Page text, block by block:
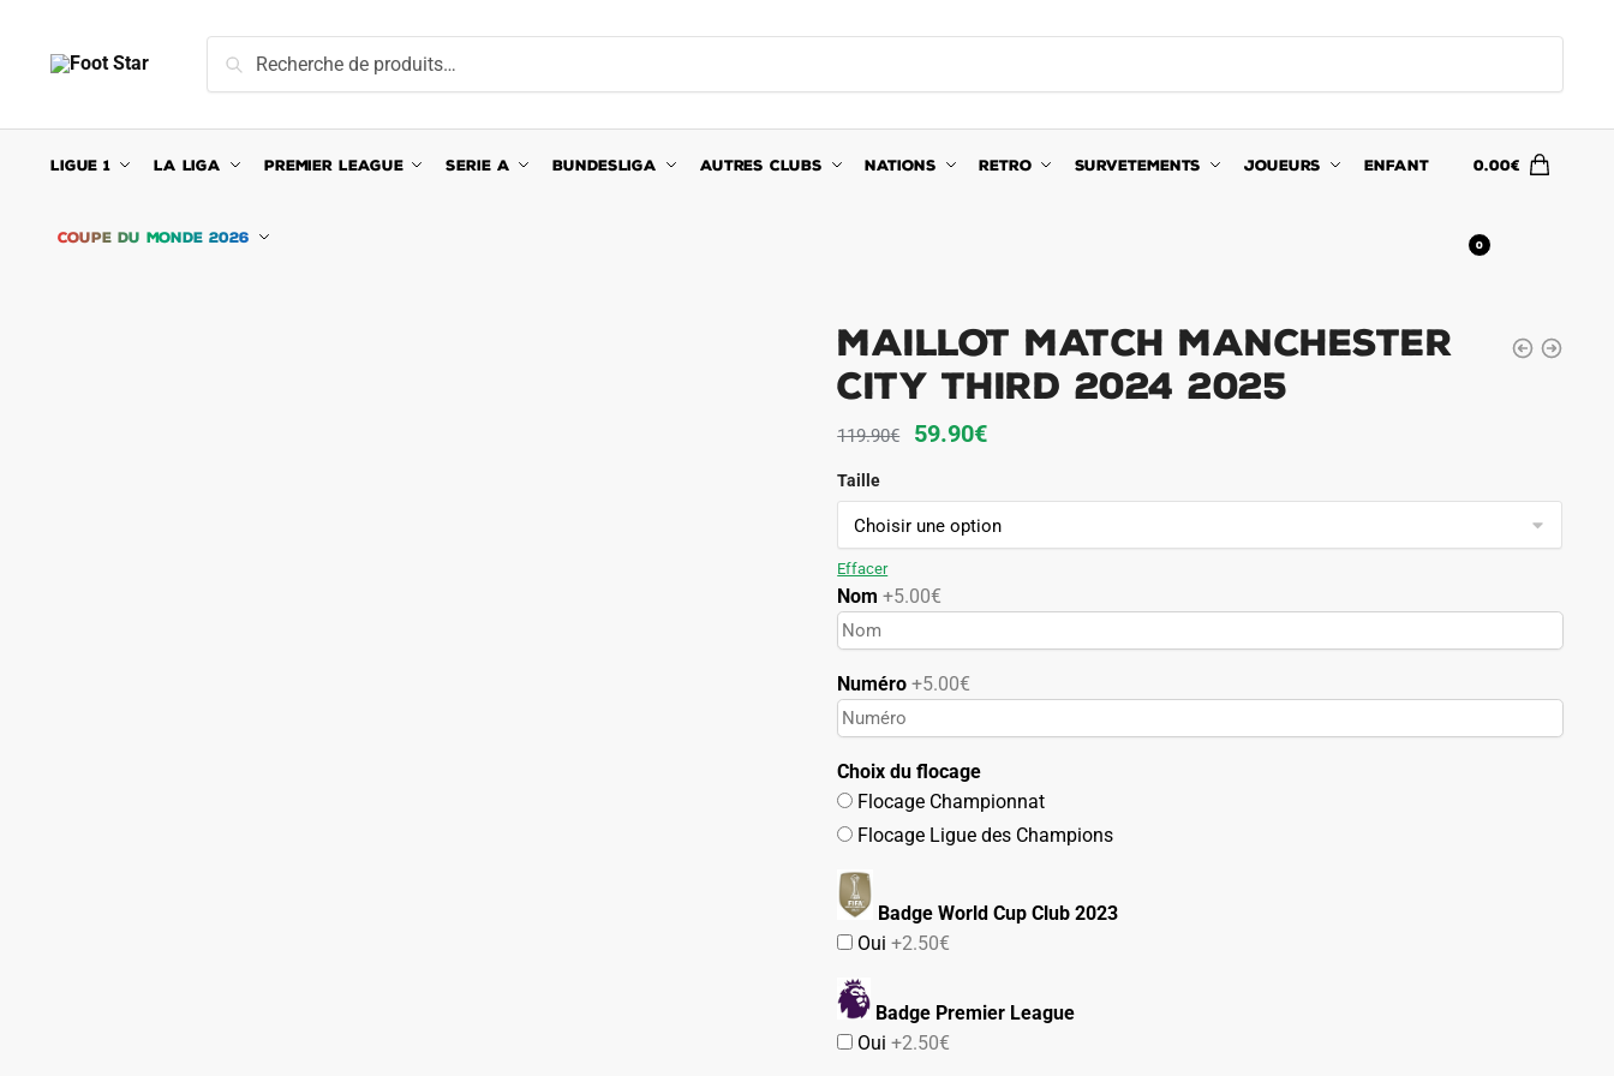
navigation
content
pour :
Recherche
LIGUE 1 LA LIGA PREMIER LEAGUE SERIE A BUNDESLIGA AUTRES CLUBS NATIONS RETRO SURVETEMENTS JOUEURS ENFANT
COUPE DU MONDE 2026
0.00€
0
Maillot Match Manchester
City Third 2024 2025
119.90€
Le
initial
était :
59.90€Le
actuel
est :
Taille
Effacer
Nom +5.00€
Numéro+5.00€
Choix du flocage
Flocage Championnat
Flocage Ligue des Champions
Badge World Cup Club 2023
Oui+2.50€
Badge Premier League
Oui+2.50€